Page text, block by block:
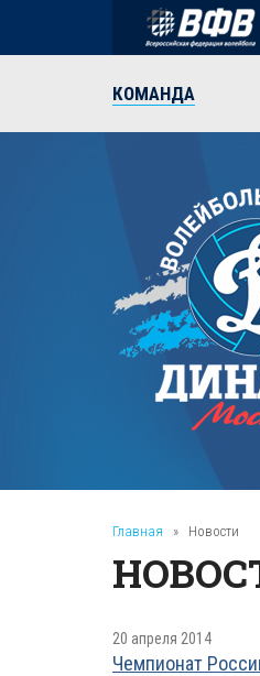
КОМАНДА
Главная » Новости
20 апреля 2014
Чемпионат